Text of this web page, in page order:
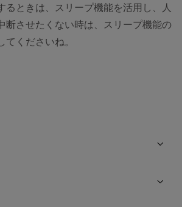
るときは、スリープ機能を活用し、人
断させたくない時は、スリープ機能の
くださいね。